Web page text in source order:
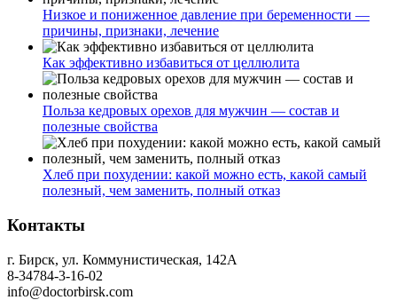
Низкое и пониженное давление при беременности —
причины, признаки, лечение
Как эффективно избавиться от целлюлита
Польза кедровых орехов для мужчин — состав и
полезные свойства
Хлеб при похудении: какой можно есть, какой самый
полезный, чем заменить, полный отказ
Контакты
г. Бирск, ул. Коммунистическая, 142А
8-34784-3-16-02
info@doctorbirsk.com